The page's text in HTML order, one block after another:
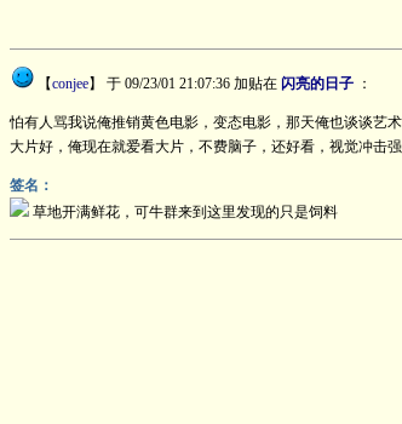
【conjee】 于 09/23/01 21:07:36 加贴在 闪亮的日子 ：
怕有人骂我说俺推销黄色电影，变态电影，那天俺也谈谈艺术
大片好，俺现在就爱看大片，不费脑子，还好看，视觉冲击
签名：
草地开满鲜花，可牛群来到这里发现的只是饲料